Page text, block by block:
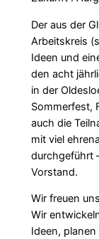
Der aus der
Arbeitskreis
Ideen und
den acht
in der
Sommerfest,
auch die
mit viel
durchgeführt
Vorstand.
Wir freuen
Wir
Ideen,